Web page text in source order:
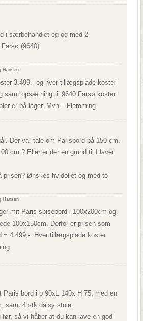
i særbehandlet eg og med 2
(9640)
Hansen
3.499,- og hver tillægsplade koster
samt opsætning til 9640 Farsø koster
er på lager. Mvh – Flemming
Der var tale om Parisbord på 150 cm.
cm.? Eller er der en grund til I laver
prisen? Ønskes hvidoliet og med to
Hansen
mit Paris spisebord i 100x200cm og
100x150cm. Derfor er prisen som
= 4.499,-. Hver tillægsplade koster
bord i b 90xL 140x H 75, med en
samt 4 stk daisy stole.
før, så vi håber at du kan lave en god